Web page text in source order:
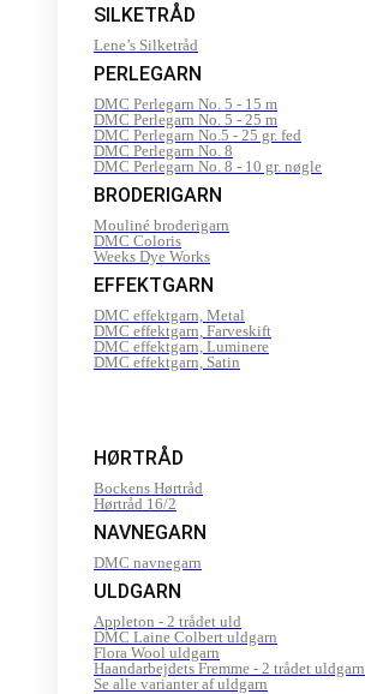
SILKETRÅD
Lene’s Silketråd
PERLEGARN
DMC Perlegarn No. 5 - 15 m
DMC Perlegarn No. 5 - 25 m
DMC Perlegarn No.5 - 25 gr. fed
DMC Perlegarn No. 8
DMC Perlegarn No. 8 - 10 gr. nøgle
BRODERIGARN
Mouliné broderigarn
DMC Coloris
Weeks Dye Works
EFFEKTGARN
DMC effektgarn, Metal
DMC effektgarn, Farveskift
DMC effektgarn, Luminere
DMC effektgarn, Satin
HØRTRÅD
Bockens Hørtråd
Hørtråd 16/2
NAVNEGARN
DMC navnegarn
ULDGARN
Appleton - 2 trådet uld
DMC Laine Colbert uldgarn
Flora Wool uldgarn
Haandarbejdets Fremme - 2 trådet uldgarn
Se alle varianter af uldgarn